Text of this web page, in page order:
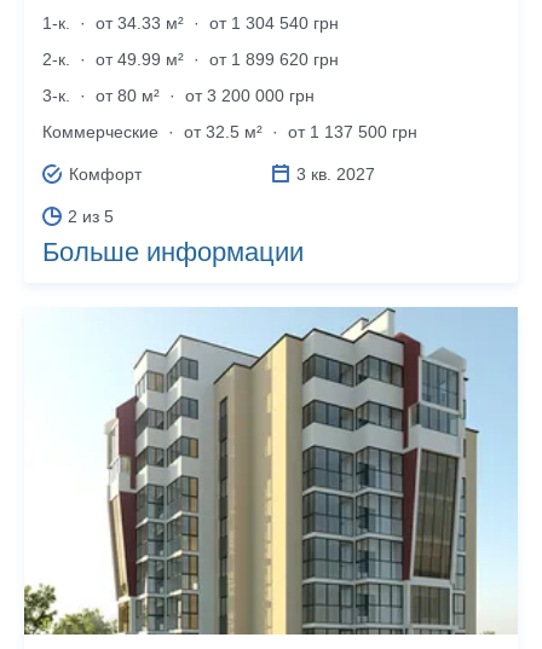
1-к.
· от 34.33 м² ·
от 1 304 540 грн
2-к.
· от 49.99 м² ·
от 1 899 620 грн
3-к.
· от 80 м² ·
от 3 200 000 грн
Коммерческие
· от 32.5 м² · от 1 137 500 грн
Комфорт 3 кв. 2027
2 из 5
Больше информации